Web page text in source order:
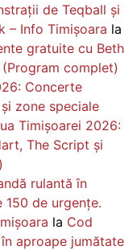
de Teqball și
– Info Timișoara la
gratuite cu Beth
complet)
Concerte
zone speciale
Timișoarei 2026:
The Script și
rulantă în
150 de urgențe.
la Cod
aproape jumătate